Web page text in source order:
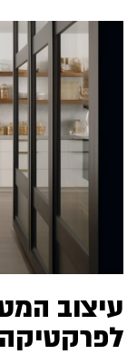
עיצוב
לפרקטיקה